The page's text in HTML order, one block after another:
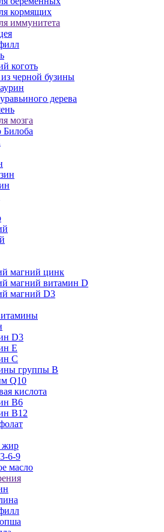
кормящих
иммунитета
коготь
черной бузины
дерева
мозга
Билоба
магний цинк
магний витамин D
магний D3
D3
E
C
группы B
Q10
кислота
B6
B12
жир
6-9
масло